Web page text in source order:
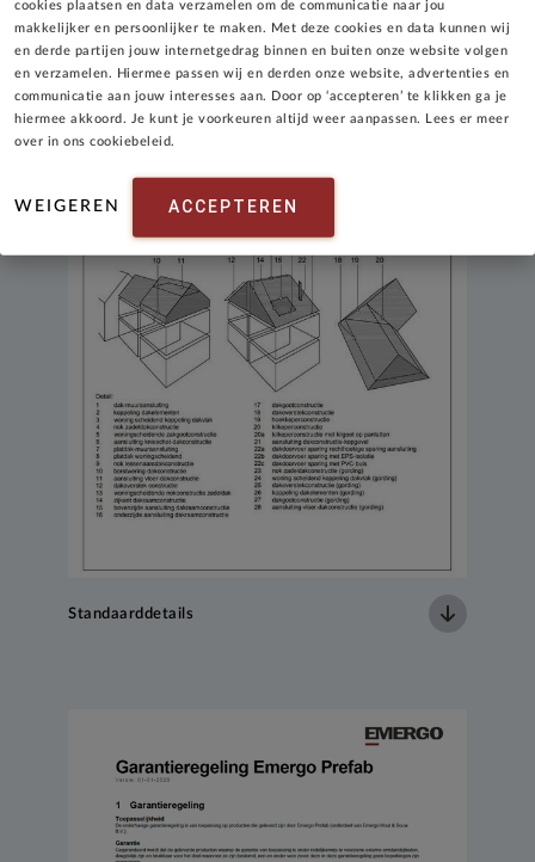
cookies plaatsen en data verzamelen om de communicatie naar jou
makkelijker en persoonlijker te maken. Met deze cookies en data kunnen wij
en derde partijen jouw internetgedrag binnen en buiten onze website volgen
en verzamelen. Hiermee passen wij en derden onze website, advertenties en
communicatie aan jouw interesses aan. Door op ‘accepteren’ te klikken ga je
hiermee akkoord. Je kunt je voorkeuren altijd weer aanpassen. Lees er meer
over in ons cookiebeleid.
WEIGEREN ACCEPTEREN
Standaarddetails